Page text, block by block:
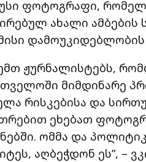
ფოტოგრაფი,
ახალი ამბების
ჟურნალისტებს,
მიმდინარე
რისკებისა და
ეხებათ
ომმა და
აღბეჭდონ ეს”, –